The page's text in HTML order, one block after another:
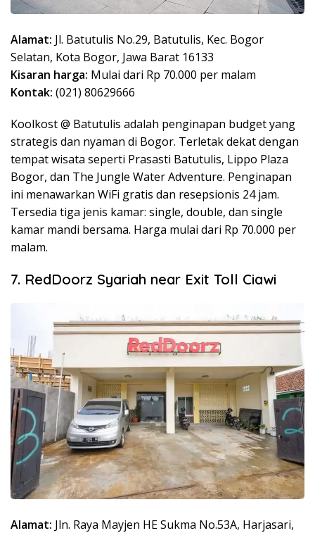
Alamat: Jl. Batutulis No.29, Batutulis, Kec. Bogor
Selatan, Kota Bogor, Jawa Barat 16133
Kisaran harga: Mulai dari Rp 70.000 per malam
Kontak: (021) 80629666
Koolkost @ Batutulis adalah penginapan budget yang
strategis dan nyaman di Bogor. Terletak dekat dengan
tempat wisata seperti Prasasti Batutulis, Lippo Plaza
Bogor, dan The Jungle Water Adventure. Penginapan
ini menawarkan WiFi gratis dan resepsionis 24 jam.
Tersedia tiga jenis kamar: single, double, dan single
kamar mandi bersama. Harga mulai dari Rp 70.000 per
malam.
7. RedDoorz Syariah near Exit Toll Ciawi
Alamat: Jln. Raya Mayjen HE Sukma No.53A, Harjasari,